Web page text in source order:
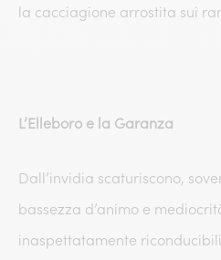
la cacciagione arrostita sui
L’Elleboro e la Garanza
Dall’invidia scaturiscono,
bassezza d’animo e
inaspettatamente